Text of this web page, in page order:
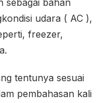
sebagai bahan
udara ( AC ),
freezer,
tentunya sesuai
pembahasan kali